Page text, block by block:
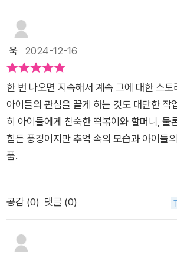
높을 수가없다. 천재과학자에게 그렇게 아
을 줄이야.. 아이들 책을 보며 엄마가 주책맞게 감정이입이 되어
너무 안타까웠다.📍아이가 책을 안읽어 고
보고 그림만본다면?!!! 📍잔소리를 해야지
읽기독립을 준비하고 있는 아이라면?!!! 📍
다보고싶다면?!!!똥볶이 할멈을 강력추천한
멈은맛있어지는 떡볶이 주문을 외우면서먹
만들었어요.​그런데 눈치없는 파리가 찾아와
리죠.방과 후 할망 문방구가 생긴뒤로요며
기한 학용품과장난감이 많아서 아이들이모
는 바람에떡볶이집은 장사가 안되고 있었죠
점에 다니기 바빠져서 할멈은안되겠다 싶
기로 마음 먹어요.​​하지만 안경을 쓰기만 하
쳐지는게임기한테 졌다는 생각에 포기하려
음기 사라진 채로어딘가로 달려가기 시작
구였고지유뿐만 아니라 다른 아이들도얼른
떤 내용이펼쳐질지!! 자세한 내용은책으로
의 에피소드도 역시재미있어서 푹 빠져들었
욱 2024-12-16
한 번 나오면 지속해서 계속 그에 대한 스토
아이들의 관심을 끌게 하는 것도 대단한 작
히 아이들에게 친숙한 떡볶이와 할머니, 물
힘든 풍경이지만 추억 속의 모습과 아이들
품.
공감 (0) 댓글 (0)